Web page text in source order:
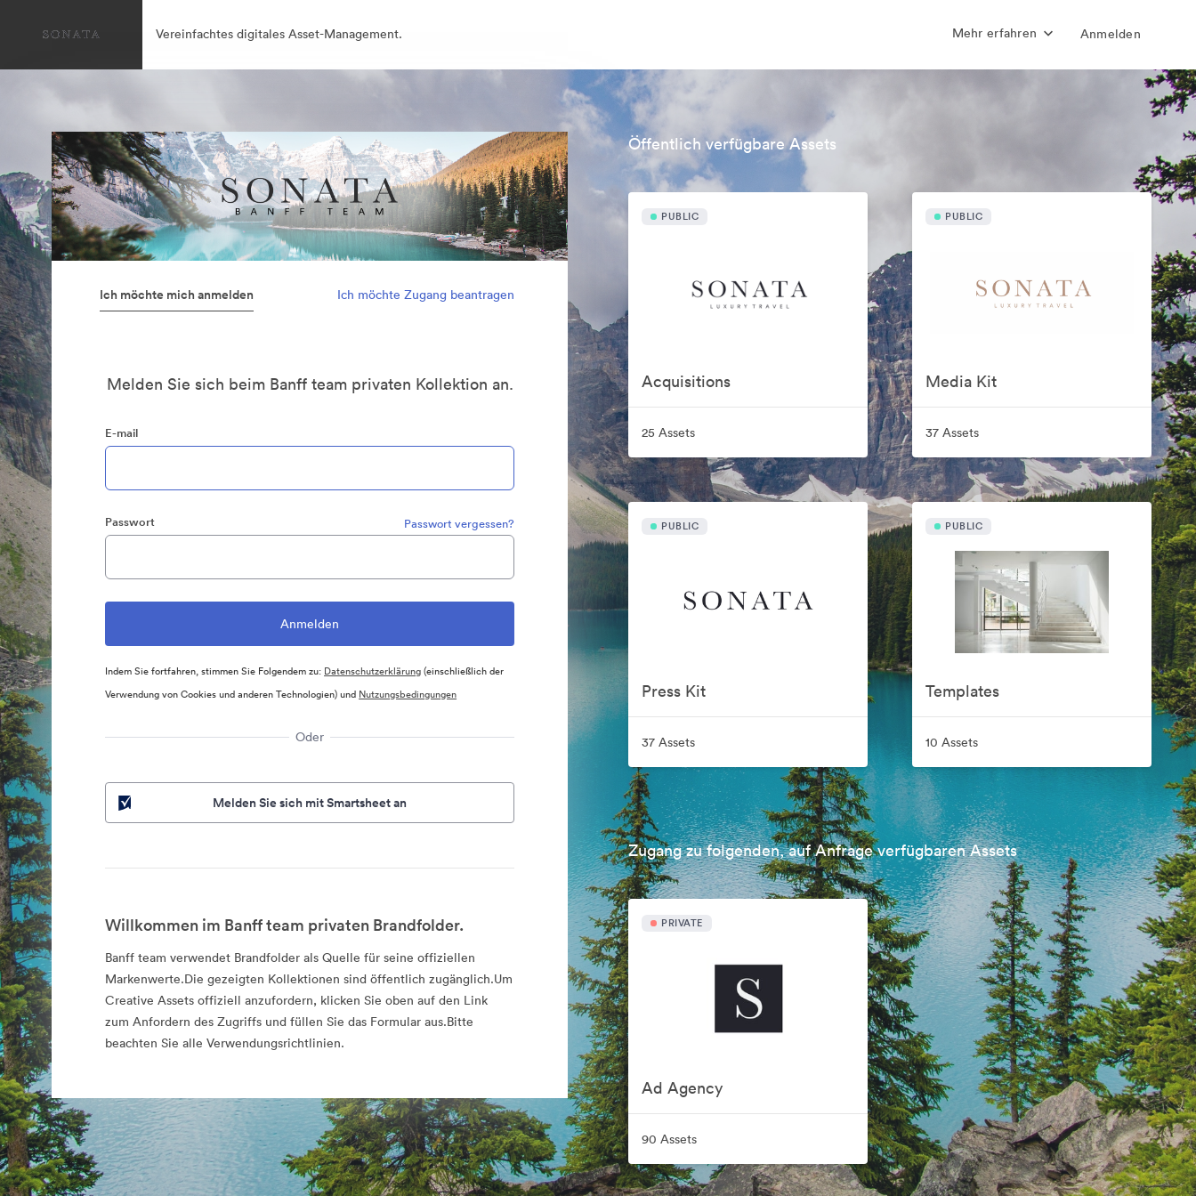
Vereinfachtes digitales Asset-Management. Mehr erfahren Anmelden
Ich möchte mich anmelden Ich möchte Zugang beantragen
Melden Sie sich beim Banff team privaten Kollektion an.
E-mail
Passwort Passwort vergessen?
Indem Sie fortfahren, stimmen Sie Folgendem zu: Datenschutzerklärung(einschließlich der
Verwendung von Cookies und anderen Technologien) und Nutzungsbedingungen
Oder
Melden Sie sich mit Smartsheet an
Willkommen im Banff team privaten Brandfolder.
Banff team verwendet Brandfolder als Quelle für seine offiziellen
Markenwerte.Die gezeigten Kollektionen sind öffentlich zugänglich.Um
Creative Assets offiziell anzufordern, klicken Sie oben auf den Link
zum Anfordern des Zugriffs und füllen Sie das Formular aus.Bitte
beachten Sie alle Verwendungsrichtlinien.
Öffentlich verfügbare Assets
PUBLIC
Acquisitions
25 Assets
PUBLIC
Media Kit
37 Assets
PUBLIC
Press Kit
37 Assets
PUBLIC
Templates
10 Assets
Zugang zu folgenden, auf Anfrage verfügbaren Assets
PRIVATE
Ad Agency
90 Assets